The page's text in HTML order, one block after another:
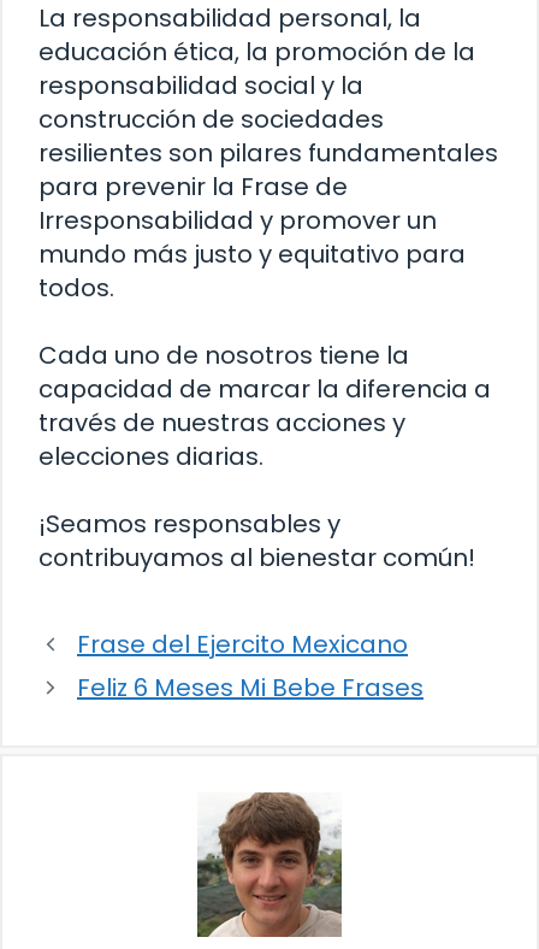
La responsabilidad personal, la
educación ética, la promoción de la
responsabilidad social y la
construcción de sociedades
resilientes son pilares fundamentales
para prevenir la Frase de
Irresponsabilidad y promover un
mundo más justo y equitativo para
todos.
Cada uno de nosotros tiene la
capacidad de marcar la diferencia a
través de nuestras acciones y
elecciones diarias.
¡Seamos responsables y
contribuyamos al bienestar común!
Frase del Ejercito Mexicano
Feliz 6 Meses Mi Bebe Frases